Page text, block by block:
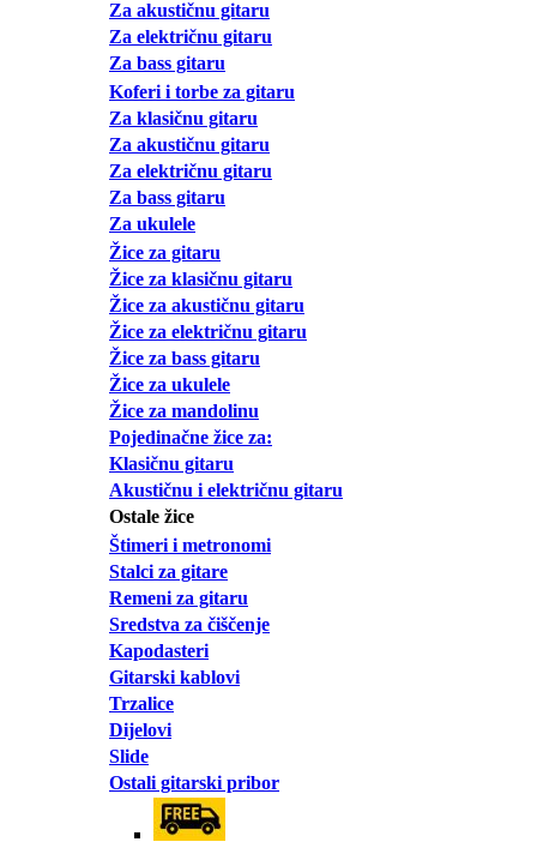
Za akustičnu gitaru
Za električnu gitaru
Za bass gitaru
Koferi i torbe za gitaru
Za klasičnu gitaru
Za akustičnu gitaru
Za električnu gitaru
Za bass gitaru
Za ukulele
Žice za gitaru
Žice za klasičnu gitaru
Žice za akustičnu gitaru
Žice za električnu gitaru
Žice za bass gitaru
Žice za ukulele
Žice za mandolinu
Pojedinačne žice za:
Klasičnu gitaru
Akustičnu i električnu gitaru
Ostale žice
Štimeri i metronomi
Stalci za gitare
Remeni za gitaru
Sredstva za čiščenje
Kapodasteri
Gitarski kablovi
Trzalice
Dijelovi
Slide
Ostali gitarski pribor